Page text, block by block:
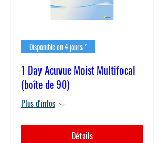
Disponible en 4 jours *
1 Day Acuvue Moist Multifocal
(boîte de 90)
Plus d'infos
Détails